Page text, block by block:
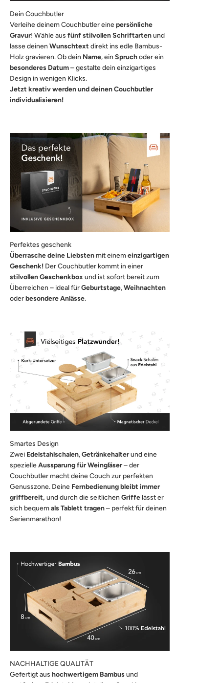
Dein Couchbutler
Verleihe deinem Couchbutler einepersönliche
Gravur! Wähle aus fünf stilvollen Schriftartenund
lasse deinen Wunschtext direkt ins edle Bambus-
Holz gravieren. Ob dein Name, ein Spruchoder ein
besonderes Datum– gestalte dein einzigartiges
Design in wenigen Klicks.
Jetzt kreativ werden und deinen Couchbutler
individualisieren!
Perfektes geschenk
Überrasche deine Liebsten mit einemeinzigartigen
Geschenk! Der Couchbutler kommt in einer
stilvollen Geschenkbox und ist sofort bereit zum
Überreichen – ideal fürGeburtstage,Weihnachten
oderbesondere Anlässe.
Smartes Design
Zwei Edelstahlschalen,Getränkehalterund eine
spezielleAussparung für Weingläser– der
Couchbutler macht deine Couch zur perfekten
Genusszone. Deine Fernbedienung bleibt immer
griffbereit, und durch die seitlichen Griffe lässt er
sich bequemals Tablett tragen– perfekt für deinen
Serienmarathon!
NACHHALTIGE QUALITÄT
Gefertigt aus hochwertigem Bambusund